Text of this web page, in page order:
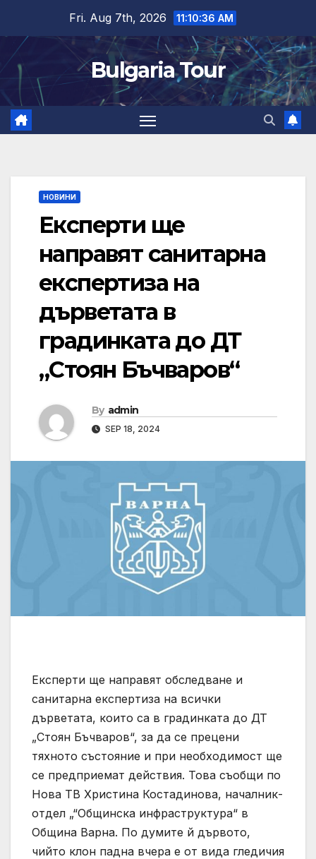
content
Fri. Aug 7th, 2026 11:10:37 AM
Bulgaria Tour
НОВИНИ
Експерти ще
направят санитарна
експертиза на
дърветата в
градинката до ДТ
„Стоян Бъчваров“
By admin
SEP 18, 2024
Експерти ще направят обследване и
санитарна експертиза на всички
дърветата, които са в градинката до ДТ
„Стоян Бъчваров“, за да се прецени
тяхното състояние и при необходимост ще
се предприемат действия. Това съобщи по
Нова ТВ Христина Костадинова, началник-
отдел „“Общинска инфраструктура“ в
Община Варна. По думите й дървото,
чийто клон падна вчера е от вида гледичия